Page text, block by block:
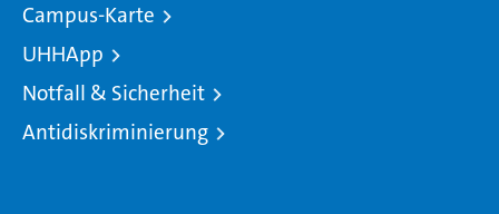
Campus-Karte
UHHApp
Notfall & Sicherheit
Antidiskriminierung